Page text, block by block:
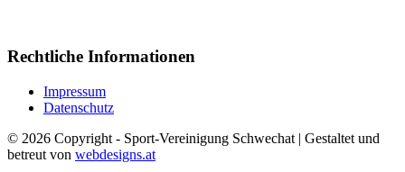
Rechtliche Informationen
Impressum
Datenschutz
© 2026 Copyright - Sport-Vereinigung Schwechat | Gestaltet und
betreut von webdesigns.at